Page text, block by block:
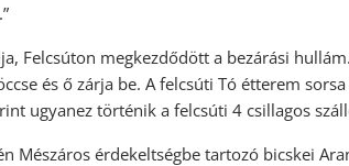
Felcsúton megkezdődött a bezárási
és ő zárja be. A felcsúti Tó étterem
ugyanez történik a felcsúti 4 csillagos
Mészáros érdekeltségbe tartozó bicskei